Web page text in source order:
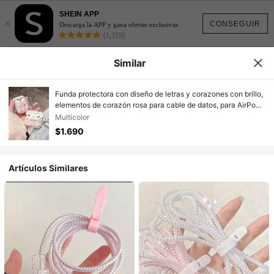
CONSEGUIR
×
SHEIN APP
Descarga la APP y gana ofertas exclusivas
(1,319)
Similar
Funda protectora con diseño de letras y corazones con brillo,
elementos de corazón rosa para cable de datos, para AirPods
4/Pro 2/3, funda para auriculares Bluetooth para AirPods Pro
3, regalo del Día de la Madre de primavera
Multicolor
$1.690
Artículos Similares